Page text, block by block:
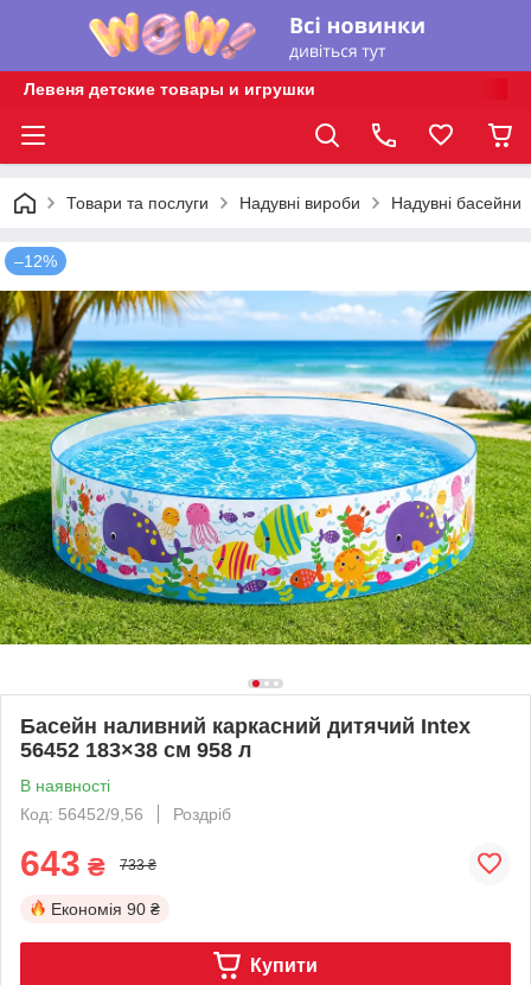
Левеня детские товары и игрушки
Товари та послуги Надувні вироби Надувні басейни
–12%
Басейн наливний каркасний дитячий Intex
56452 183×38 см 958 л
В наявності
Код: 56452/9,56
Роздріб
643 ₴ 733 ₴
Економія 90 ₴
Купити